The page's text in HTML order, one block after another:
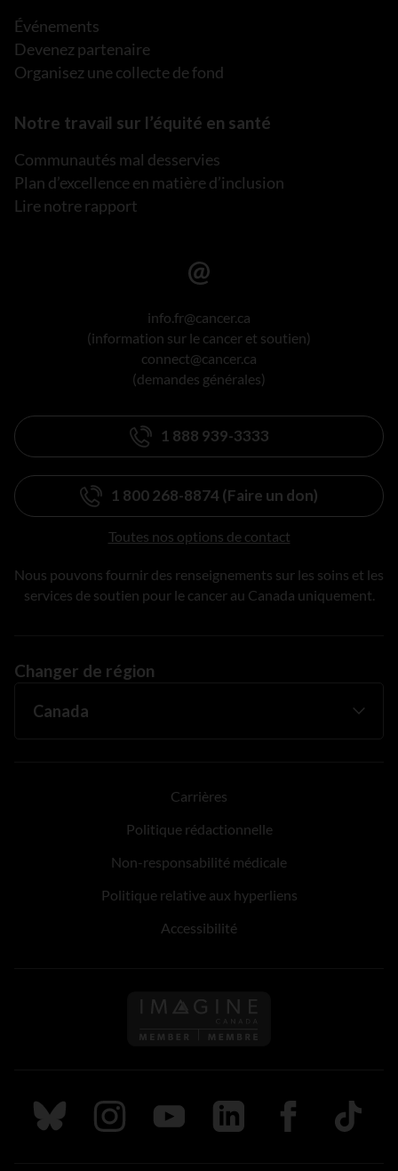
Événements
Devenez partenaire
Organisez une collecte de fond
Notre travail sur l’équité en santé
Communautés mal desservies
Plan d’excellence en matière d’inclusion
Lire notre rapport
info.fr@cancer.ca
(information sur le cancer et soutien)
connect@cancer.ca
(demandes générales)
1 888 939-3333
1 800 268-8874 (Faire un don)
Toutes nos options de contact
Nous pouvons fournir des renseignements sur les soins et les
services de soutien pour le cancer au Canada uniquement.
Changer de région
Carrières
Politique rédactionnelle
Non-responsabilité médicale
Politique relative aux hyperliens
Accessibilité
Suivez nous sur Bluesky
Suivez nous sur Instagram
Suivez nous sur Youtube
Suivez nous sur LinkedIn
Suivez nous sur
TikTok